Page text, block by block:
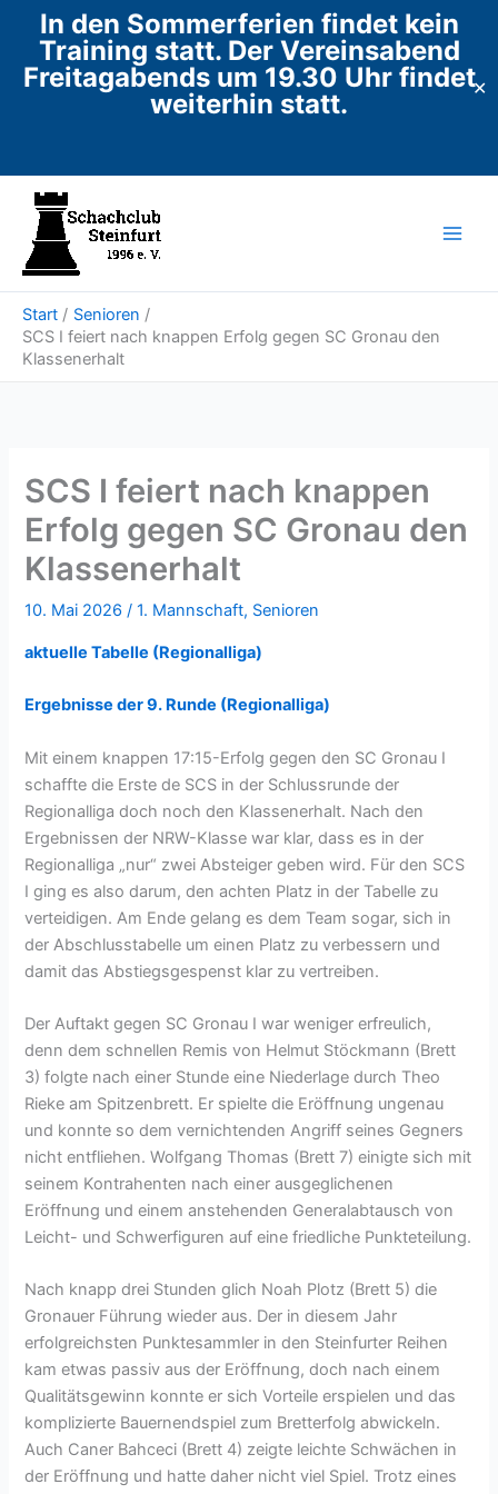
In den Sommerferien findet kein
Training statt. Der Vereinsabend
Freitagabends um 19.30 Uhr findet
weiterhin statt.
✕
Inhalt
springen
Start
Senioren
SCS I feiert nach knappen Erfolg gegen SC Gronau den
Klassenerhalt
SCS I feiert nach knappen
Erfolg gegen SC Gronau den
Klassenerhalt
10. Mai 2026/1. Mannschaft, Senioren
aktuelle Tabelle (Regionalliga)
Ergebnisse der 9. Runde (Regionalliga)
Mit einem knappen 17:15-Erfolg gegen den SC Gronau I
schaffte die Erste de SCS in der Schlussrunde der
Regionalliga doch noch den Klassenerhalt. Nach den
Ergebnissen der NRW-Klasse war klar, dass es in der
Regionalliga „nur“ zwei Absteiger geben wird. Für den SCS
I ging es also darum, den achten Platz in der Tabelle zu
verteidigen. Am Ende gelang es dem Team sogar, sich in
der Abschlusstabelle um einen Platz zu verbessern und
damit das Abstiegsgespenst klar zu vertreiben.
Der Auftakt gegen SC Gronau I war weniger erfreulich,
denn dem schnellen Remis von Helmut Stöckmann (Brett
3) folgte nach einer Stunde eine Niederlage durch Theo
Rieke am Spitzenbrett. Er spielte die Eröffnung ungenau
und konnte so dem vernichtenden Angriff seines Gegners
nicht entfliehen. Wolfgang Thomas (Brett 7) einigte sich mit
seinem Kontrahenten nach einer ausgeglichenen
Eröffnung und einem anstehenden Generalabtausch von
Leicht- und Schwerfiguren auf eine friedliche Punkteteilung.
Nach knapp drei Stunden glich Noah Plotz (Brett 5) die
Gronauer Führung wieder aus. Der in diesem Jahr
erfolgreichsten Punktesammler in den Steinfurter Reihen
kam etwas passiv aus der Eröffnung, doch nach einem
Qualitätsgewinn konnte er sich Vorteile erspielen und das
komplizierte Bauernendspiel zum Bretterfolg abwickeln.
Auch Caner Bahceci (Brett 4) zeigte leichte Schwächen in
der Eröffnung und hatte daher nicht viel Spiel. Trotz eines